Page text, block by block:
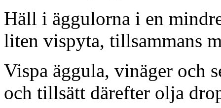
Häll i äggulorna i en
liten vispyta, tillsammans
Vispa äggula, vinäger och
och tillsätt därefter olja